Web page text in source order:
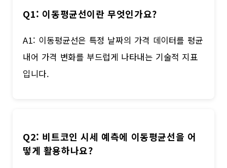
Q1: 이동평균선이란 무엇인가요?
A1: 이동평균선은 특정 날짜의 가격 데이터를 평균
내어 가격 변화를 부드럽게 나타내는 기술적 지표
입니다.
Q2: 비트코인 시세 예측에 이동평균선을 어
떻게 활용하나요?